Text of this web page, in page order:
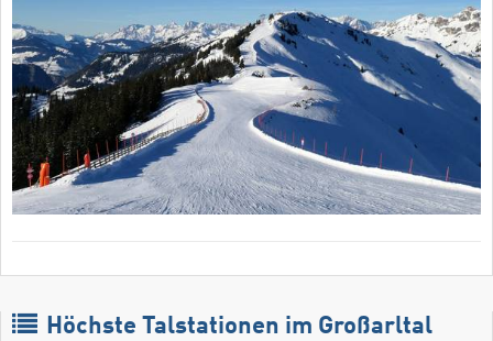
Höchste Talstationen im Großarltal